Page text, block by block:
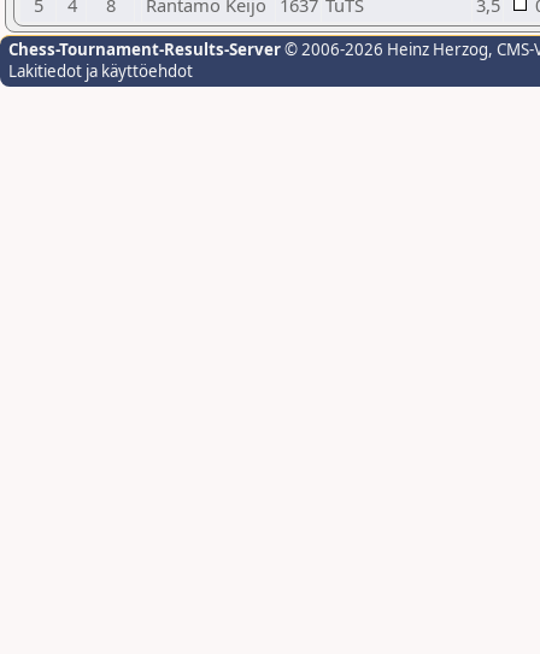
5
4 8 Rantamo Keijo 1637 TuTS 3,5
Chess-Tournament-Results-Server© 2006-2026 Heinz Herzog,
Lakitiedot ja käyttöehdot